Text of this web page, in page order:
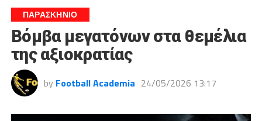
ΠΑΡΑΣΚΉΝΙΟ
Βόμβα μεγατόνων στα θεμέλια
της αξιοκρατίας
by Football Academia 24/05/2026 13:17